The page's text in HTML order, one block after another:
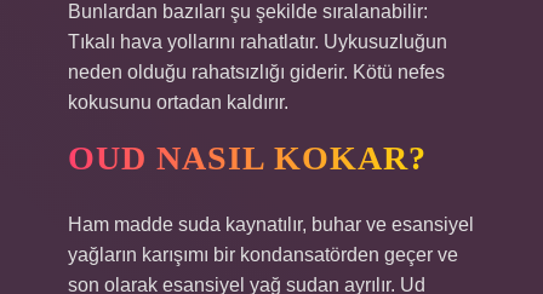
Bunlardan bazıları şu şekilde sıralanabilir:
Tıkalı hava yollarını rahatlatır. Uykusuzluğun
neden olduğu rahatsızlığı giderir. Kötü nefes
kokusunu ortadan kaldırır.
OUD NASIL KOKAR?
Ham madde suda kaynatılır, buhar ve esansiyel
yağların karışımı bir kondansatörden geçer ve
son olarak esansiyel yağ sudan ayrılır. Ud